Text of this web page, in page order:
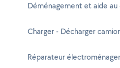
Déménagement et aide
Charger - Décharger
Réparateur